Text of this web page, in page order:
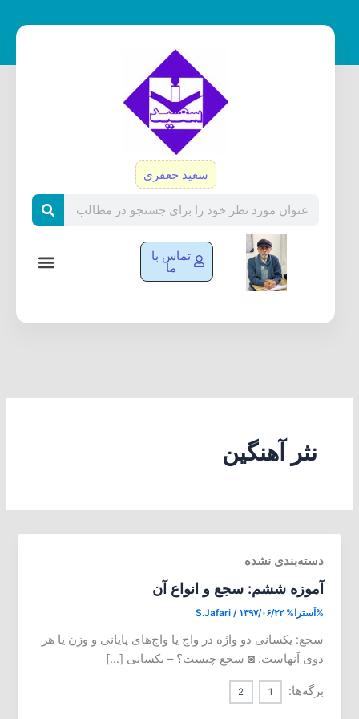
سعید جعفری
تماس با
ما
نثر آهنگین
دسته‌بندی نشده
آموزه ششم: سجع و انواع آن
%آسترا% S.Jafari / ۱۳۹۷/۰۶/۲۲
سجع: یکسانی دو واژه در واج یا واج‌های پایانی و وزن یا هر
دوی آنهاست. ◙ سجع چیست؟ – یکسانی […]
برگه‌ها: 1
2